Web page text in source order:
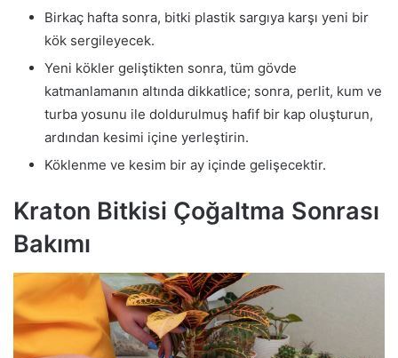
Birkaç hafta sonra, bitki plastik sargıya karşı yeni bir
kök sergileyecek.
Yeni kökler geliştikten sonra, tüm gövde
katmanlamanın altında dikkatlice; sonra, perlit, kum ve
turba yosunu ile doldurulmuş hafif bir kap oluşturun,
ardından kesimi içine yerleştirin.
Köklenme ve kesim bir ay içinde gelişecektir.
Kraton Bitkisi Çoğaltma Sonrası
Bakımı